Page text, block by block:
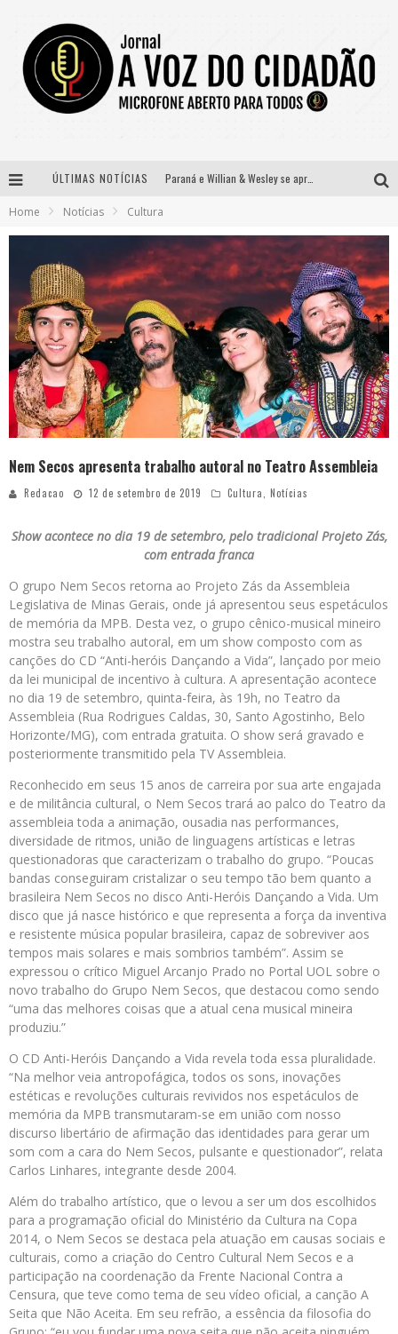
ÚLTIMAS NOTÍCIAS
Banda Mole de BH anuncia Kayete como madrinha do bloco
Definidas as 12 finalistas do concurso Rainha do Pedro Leopoldo Rodeio Show 2026
Home Notícias Cultura
Nem Secos apresenta trabalho autoral no Teatro Assembleia
Redacao 12 de setembro de 2019 Cultura, Notícias
Show acontece no dia 19 de setembro, pelo tradicional Projeto Zás,
com entrada franca
O grupo Nem Secos retorna ao Projeto Zás da Assembleia
Legislativa de Minas Gerais, onde já apresentou seus espetáculos
de memória da MPB. Desta vez, o grupo cênico-musical mineiro
mostra seu trabalho autoral, em um show composto com as
canções do CD “Anti-heróis Dançando a Vida”, lançado por meio
da lei municipal de incentivo à cultura. A apresentação acontece
no dia 19 de setembro, quinta-feira, às 19h, no Teatro da
Assembleia (Rua Rodrigues Caldas, 30, Santo Agostinho, Belo
Horizonte/MG), com entrada gratuita. O show será gravado e
posteriormente transmitido pela TV Assembleia.
Reconhecido em seus 15 anos de carreira por sua arte engajada
e de militância cultural, o Nem Secos trará ao palco do Teatro da
assembleia toda a animação, ousadia nas performances,
diversidade de ritmos, união de linguagens artísticas e letras
questionadoras que caracterizam o trabalho do grupo. “Poucas
bandas conseguiram cristalizar o seu tempo tão bem quanto a
brasileira Nem Secos no disco Anti-Heróis Dançando a Vida. Um
disco que já nasce histórico e que representa a força da inventiva
e resistente música popular brasileira, capaz de sobreviver aos
tempos mais solares e mais sombrios também”. Assim se
expressou o crítico Miguel Arcanjo Prado no Portal UOL sobre o
novo trabalho do Grupo Nem Secos, que destacou como sendo
“uma das melhores coisas que a atual cena musical mineira
produziu.”
O CD Anti-Heróis Dançando a Vida revela toda essa pluralidade.
“Na melhor veia antropofágica, todos os sons, inovações
estéticas e revoluções culturais revividos nos espetáculos de
memória da MPB transmutaram-se em união com nosso
discurso libertário de afirmação das identidades para gerar um
som com a cara do Nem Secos, pulsante e questionador”, relata
Carlos Linhares, integrante desde 2004.
Além do trabalho artístico, que o levou a ser um dos escolhidos
para a programação oficial do Ministério da Cultura na Copa
2014, o Nem Secos se destaca pela atuação em causas sociais e
culturais, como a criação do Centro Cultural Nem Secos e a
participação na coordenação da Frente Nacional Contra a
Censura, que teve como tema de seu vídeo oficial, a canção A
Seita que Não Aceita. Em seu refrão, a essência da filosofia do